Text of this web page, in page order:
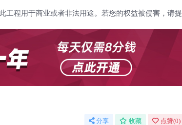
工程用于商业或者非法用途。若您的权益被侵害，请提
分享 收藏 点赞(0)